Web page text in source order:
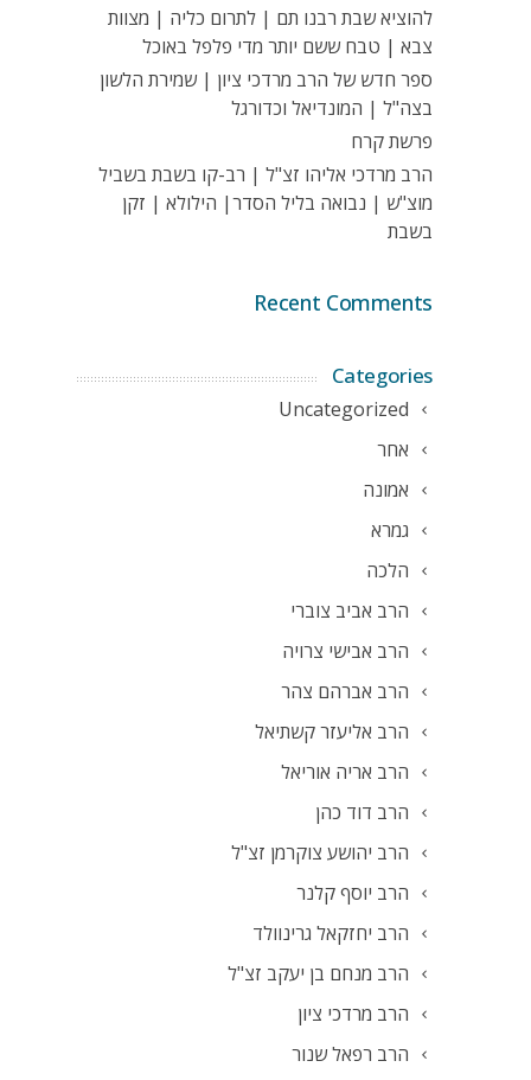
להוציא שבת רבנו תם | לתרום כליה | מצוות
צבא | טבח ששם יותר מדי פלפל באוכל
ספר חדש של הרב מרדכי ציון | שמירת הלשון
בצה"ל | המונדיאל וכדורגל
פרשת קרח
הרב מרדכי אליהו זצ"ל | רב-קו בשבת בשביל
מוצ"ש | נבואה בליל הסדר| הילולא | זקן
בשבת
Recent Comments
Categories
Uncategorized
אחר
אמונה
גמרא
הלכה
הרב אביב צוברי
הרב אבישי צרויה
הרב אברהם צהר
הרב אליעזר קשתיאל
הרב אריה אוריאל
הרב דוד כהן
הרב יהושע צוקרמן זצ"ל
הרב יוסף קלנר
הרב יחזקאל גרינוולד
הרב מנחם בן יעקב זצ"ל
הרב מרדכי ציון
הרב רפאל שנור